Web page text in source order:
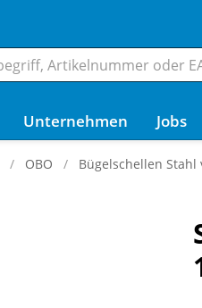
Unternehmen Jobs
OBO Bügelschellen Stahl